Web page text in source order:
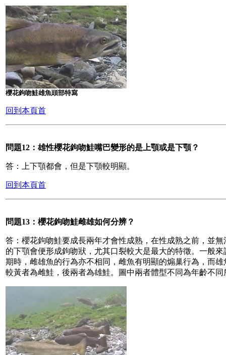
櫻花鉤吻鮭雄魚頭部特寫
回到本頁首
問題12：雄性櫻花鉤吻鮭嘴巴變形的是上顎或是下顎？
答：上下顎都會，但是下顎較明顯。
回到本頁首
問題13：櫻花鉤吻鮭雌雄如何分辨？
答：櫻花鉤吻鮭要成長兩年才會性成熟，在性成熟之前，並
的下顎會便形成鉤吻狀，尤其口裂較大是最大的特徵。一般
期時，雌雄魚的行為亦不相同，雌魚有明顯的煽巢行為，而
較黃者為雌鮭，後兩者為雄鮭。圖中兩者體型不同為年齡不同